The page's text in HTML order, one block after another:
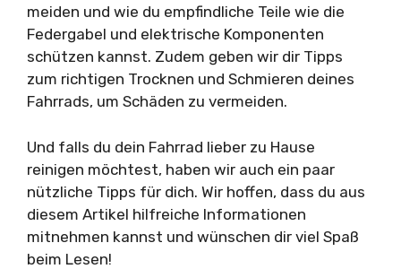
meiden und wie du empfindliche Teile wie die
Federgabel und elektrische Komponenten
schützen kannst. Zudem geben wir dir Tipps
zum richtigen Trocknen und Schmieren deines
Fahrrads, um Schäden zu vermeiden.
Und falls du dein Fahrrad lieber zu Hause
reinigen möchtest, haben wir auch ein paar
nützliche Tipps für dich. Wir hoffen, dass du aus
diesem Artikel hilfreiche Informationen
mitnehmen kannst und wünschen dir viel Spaß
beim Lesen!